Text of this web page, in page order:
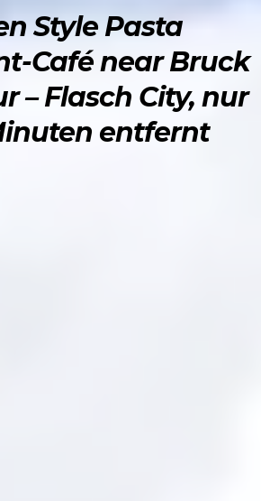
Style Pasta
Café near Bruck
– Flasch City, nur
entfernt